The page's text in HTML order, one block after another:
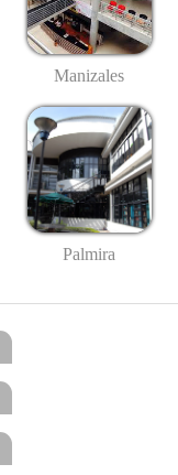
Manizales
Palmira